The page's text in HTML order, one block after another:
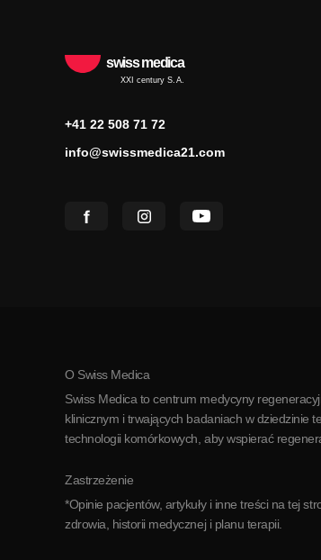
swiss medica
XXI century S.A.
+41 22 508 71 72
info@swissmedica21.com
O Swiss Medica
Swiss Medica to centrum medycyny
klinicznym i trwających badaniach w dziedzinie
technologii komórkowych, aby wspierać
Zastrzeżenie
*Opinie pacjentów, artykuły i inne treści na tej
zdrowia, historii medycznej i planu terapii.